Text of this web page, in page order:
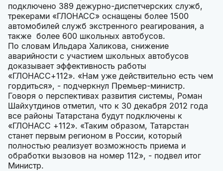
подключено 389 дежурно-диспетчерских служб,
трекерами «ГЛОНАСС» оснащены более 1500
автомобилей служб экстренного реагирования, а
также более 600 школьных автобусов.
По словам Ильдара Халикова, снижение
аварийности с участием школьных автобусов
доказывает эффективность работы
«ГЛОНАСС+112». «Нам уже действительно есть чем
гордиться», - подчеркнул Премьер-министр.
Говоря о перспективах развития системы, Роман
Шайхутдинов отметил, что к 30 декабря 2012 года
все районы Татарстана будут подключены к
«ГЛОНАСС +112». «Таким образом, Татарстан
станет первым регионом в России, который
полностью реализует возможность приема и
обработки вызовов на номер 112», - подвел итог
Министр.